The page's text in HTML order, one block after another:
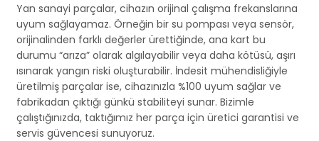
Yan sanayi parçalar, cihazın orijinal çalışma frekanslarına
uyum sağlayamaz. Örneğin bir su pompası veya sensör,
orijinalinden farklı değerler ürettiğinde, ana kart bu
durumu “arıza” olarak algılayabilir veya daha kötüsü, aşırı
ısınarak yangın riski oluşturabilir. İndesit mühendisliğiyle
üretilmiş parçalar ise, cihazınızla %100 uyum sağlar ve
fabrikadan çıktığı günkü stabiliteyi sunar. Bizimle
çalıştığınızda, taktığımız her parça için üretici garantisi ve
servis güvencesi sunuyoruz.